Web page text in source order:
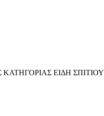
ΕΙΔΗ ΣΠΙΤΙΟΥ